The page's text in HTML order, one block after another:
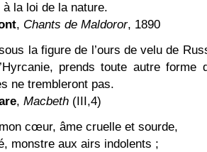
à la loi de la nature.
, Chants de Maldoror, 1890
la figure de l’ours de velu de
prends toute autre
ne trembleront pas.
, Macbeth (III,4)
cœur, âme cruelle et sourde,
monstre aux airs indolents ;